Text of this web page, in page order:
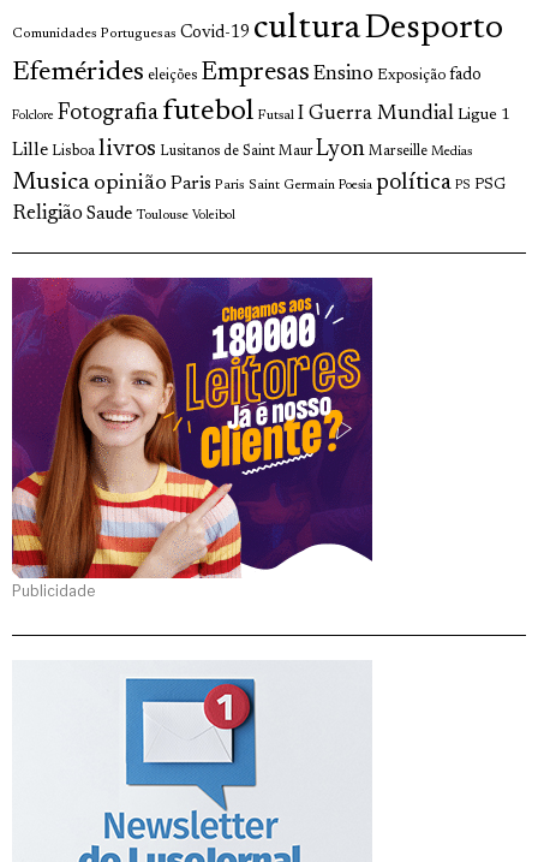
Comunidades Portuguesas Covid-19 culturaDesporto
Efemérides eleições Empresas Ensino Exposição fado
Folclore Fotografia futebol Futsal I Guerra Mundial Ligue 1
Lille Lisboa livros Lusitanos de Saint Maur Lyon Marseille Medias
Musica opinião Paris Paris Saint Germain Poesia política PS PSG
Religião Saude Toulouse Voleibol
Publicidade